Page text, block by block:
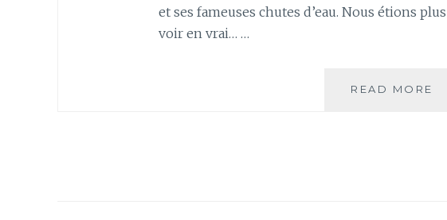
et ses fameuses chutes d’eau. Nous étions
voir en vrai… …
READ MORE